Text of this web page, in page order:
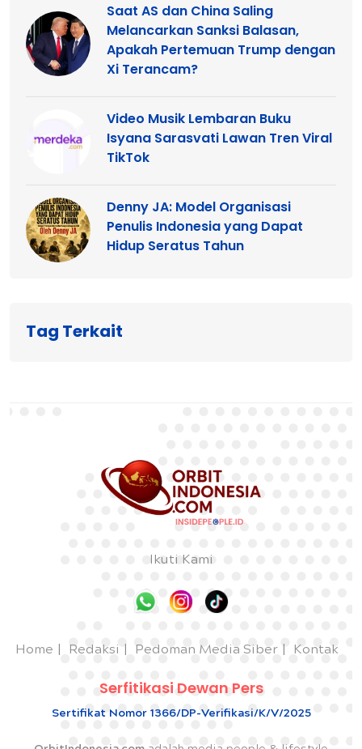
Saat AS dan China Saling
Melancarkan Sanksi Balasan,
Apakah Pertemuan Trump dengan
Xi Terancam?
Video Musik Lembaran Buku
Isyana Sarasvati Lawan Tren Viral
TikTok
Denny JA: Model Organisasi
Penulis Indonesia yang Dapat
Hidup Seratus Tahun
Tag Terkait
Ikuti Kami
Home Redaksi Pedoman Media Siber Kontak
Serfitikasi Dewan Pers
Sertifikat Nomor 1366/DP-Verifikasi/K/V/2025